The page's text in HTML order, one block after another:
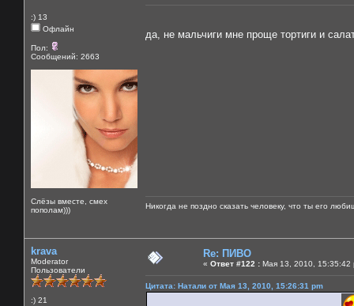
:) 13
Офлайн
Пол:
Сообщений: 2663
Слёзы вместе, смех
пополам)))
да, не мальчиги мне проще тортиги и
Никогда не поздно сказать человеку, что ты его
krava
Moderator
Пользователи
:) 21
Re: ПИВО
« Ответ #122 : Мая 13, 2010, 15:35:42
Цитата: Натали от Мая 13, 2010, 15:26:31 pm